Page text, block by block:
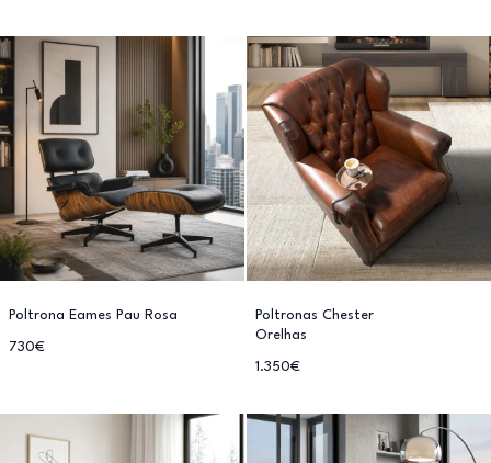
Poltrona Eames Pau Rosa
730€
Poltronas Chester
Orelhas
1.350€